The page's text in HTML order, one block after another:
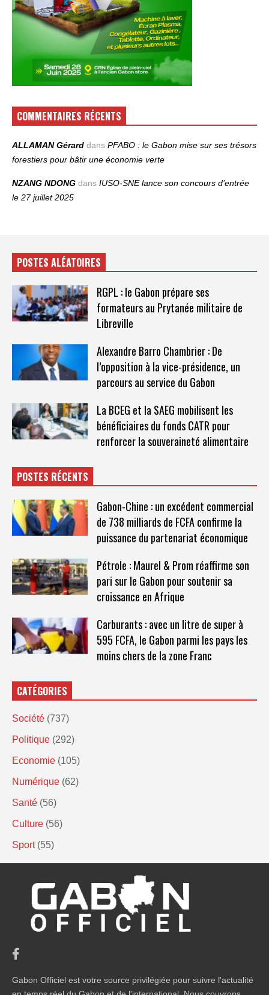
COMMENTAIRES RÉCENTS
ALLAMAN Gérard dans PFABO : le Gabon mise sur ses trésors
forestiers pour bâtir une économie verte
NZANG NDONG dans IUSO‑SNE lance son concours d’entrée
le 27 juillet 2025
POSTES ALÉATOIRES
RGPL : le Gabon prépare ses
formateurs au Prytanée militaire de
Libreville
Alexandre Barro Chambrier : De
l’opposition à la vice-présidence, un
parcours au service du Gabon
La BCEG et la SAEG mobilisent les
bénéficiaires du fonds CATR pour
renforcer la souveraineté alimentaire
POSTES RÉCENTS
Gabon-Chine : un excédent commercial
de 738 milliards de FCFA confirme la
puissance du partenariat économique
Pétrole : Maurel & Prom réaffirme son
pari sur le Gabon pour soutenir sa
croissance en Afrique
Carburants : avec un litre de super à
595 FCFA, le Gabon parmi les pays les
moins chers de la zone Franc
CATÉGORIES
Société (737)
Politique (292)
Economie (105)
Numérique (62)
Santé (56)
Culture (56)
Sport (55)
Gabon Officiel est votre source privilégiée pour suivre l'actualité